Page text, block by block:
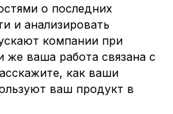
о последних
и анализировать
компании при
же ваша работа связана с
как ваши
ваш продукт в